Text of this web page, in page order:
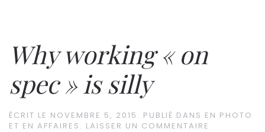
Why working « on
spec » is silly
ÉCRIT LE NOVEMBRE 5, 2015 . PUBLIÉ DANS EN PHOTO
ET EN AFFAIRES . LAISSER UN COMMENTAIRE